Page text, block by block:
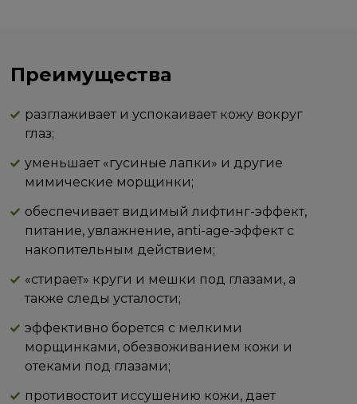
Преимущества
разглаживает и успокаивает кожу вокруг
глаз;
уменьшает «гусиные лапки» и другие
мимические морщинки;
обеспечивает видимый лифтинг-эффект,
питание, увлажнение, anti-age-эффект с
накопительным действием;
«стирает» круги и мешки под глазами, а
также следы усталости;
эффективно борется с мелкими
морщинками, обезвоживанием кожи и
отеками под глазами;
противостоит иссушению кожи, дает